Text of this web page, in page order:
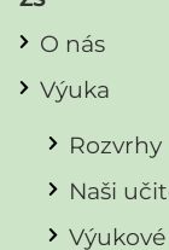
O nás
Výuka
Rozvrhy
Naši